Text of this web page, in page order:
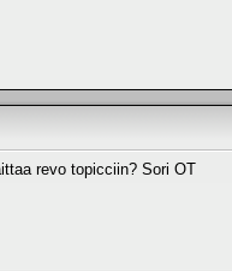
revo topicciin? Sori OT